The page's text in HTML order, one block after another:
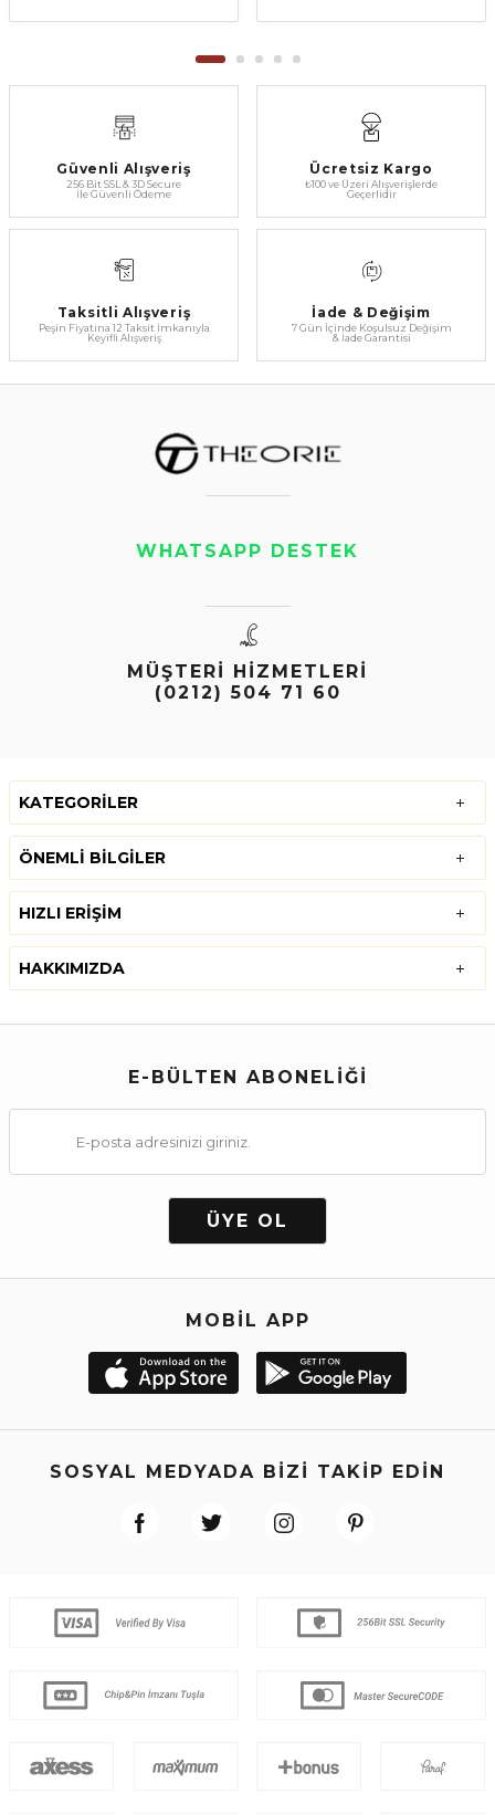
Güvenli Alışveriş
256 Bit SSL & 3D Secure
İle Güvenli Ödeme
Ücretsiz Kargo
₺100 ve Üzeri Alışverişlerde
Geçerlidir
Taksitli Alışveriş
Peşin Fiyatına 12 Taksit İmkanıyla
Keyifli Alışveriş
İade & Değişim
7 Gün İçinde Koşulsuz Değişim
& İade Garantisi
WHATSAPP DESTEK
MÜŞTERİ HİZMETLERİ
(0212) 504 71 60
KATEGORILER
ÖNEMLI BILGILER
HIZLI ERIŞIM
HAKKIMIZDA
E-BÜLTEN ABONELİĞİ
ÜYE OL
MOBİL APP
SOSYAL MEDYADA BİZİ TAKİP EDİN